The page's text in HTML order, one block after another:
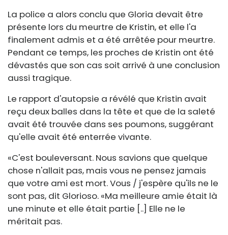
La police a alors conclu que Gloria devait être
présente lors du meurtre de Kristin, et elle l'a
finalement admis et a été arrêtée pour meurtre.
Pendant ce temps, les proches de Kristin ont été
dévastés que son cas soit arrivé à une conclusion
aussi tragique.
Le rapport d'autopsie a révélé que Kristin avait
reçu deux balles dans la tête et que de la saleté
avait été trouvée dans ses poumons, suggérant
qu'elle avait été enterrée vivante.
«C'est bouleversant. Nous savions que quelque
chose n'allait pas, mais vous ne pensez jamais
que votre ami est mort. Vous / j'espère qu'ils ne le
sont pas, dit Glorioso. «Ma meilleure amie était là
une minute et elle était partie [..] Elle ne le
méritait pas.